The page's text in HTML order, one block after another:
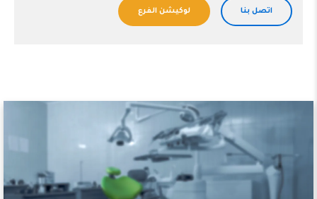
اتصل بنا لوكيشن الفرع